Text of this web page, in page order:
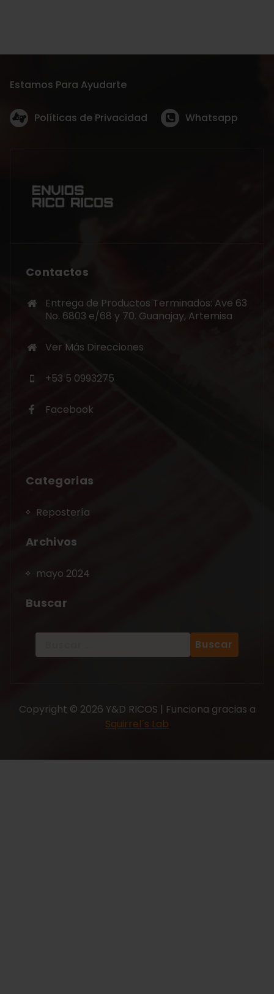
Estamos Para Ayudarte
Políticas de Privacidad Whatsapp
Contactos
Entrega de Productos Terminados: Ave 63
No. 6803 e/68 y 70. Guanajay, Artemisa
Ver Más Direcciones
+53 5 0993275
Facebook
Categorias
Repostería
Archivos
mayo 2024
Buscar
Copyright © 2026 Y&D RICOS | Funciona gracias a
Squirrel´s Lab